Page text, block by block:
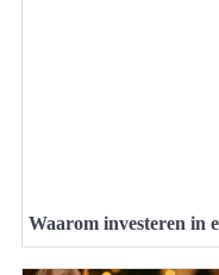
Waarom investeren in